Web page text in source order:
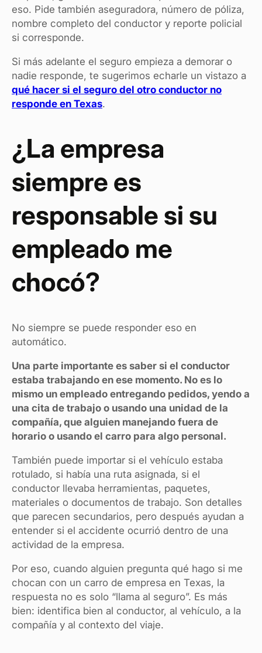
eso. Pide también aseguradora, número de póliza,
nombre completo del conductor y reporte policial
si corresponde.
Si más adelante el seguro empieza a demorar o
nadie responde, te sugerimos echarle un vistazo a
qué hacer si el seguro del otro conductor no
responde en Texas.
¿La empresa
siempre es
responsable si su
empleado me
chocó?
No siempre se puede responder eso en
automático.
Una parte importante es saber si el conductor
estaba trabajando en ese momento. No es lo
mismo un empleado entregando pedidos, yendo a
una cita de trabajo o usando una unidad de la
compañía, que alguien manejando fuera de
horario o usando el carro para algo personal.
También puede importar si el vehículo estaba
rotulado, si había una ruta asignada, si el
conductor llevaba herramientas, paquetes,
materiales o documentos de trabajo. Son detalles
que parecen secundarios, pero después ayudan a
entender si el accidente ocurrió dentro de una
actividad de la empresa.
Por eso, cuando alguien pregunta qué hago si me
chocan con un carro de empresa en Texas, la
respuesta no es solo “llama al seguro”. Es más
bien: identifica bien al conductor, al vehículo, a la
compañía y al contexto del viaje.